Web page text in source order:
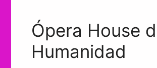
Ópera House
Humanidad